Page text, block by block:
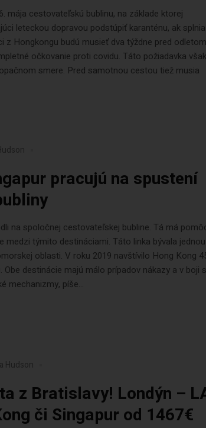
mája cestovateľskú bublinu, na základe ktorej
leteckou dopravou podstúpiť karanténu, ak splnia
z Hongkongu budú musieť dva týždne pred odletom
očkovanie proti covidu. Táto požiadavka však
smere. Pred samotnou cestou tiež musia
pracujú na spustení
na spoločnej cestovateľskej bubline. Tá má
medzi týmito destináciami. Táto linka bývala
oblasti. V roku 2019 navštívilo Hong Kong
destinácie majú málo prípadov nákazy a v boji s
mechanizmy, píše...
Hudson
z Bratislavy! Londýn –
či Singapur od 1467€